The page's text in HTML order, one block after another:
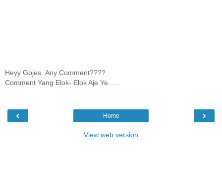
Heyy Gojes..Any Comment????
Comment Yang Elok- Elok Aje Ye......
‹ ›
Home
View web version